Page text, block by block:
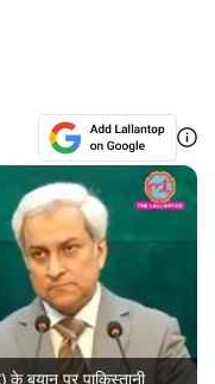
बयान पर पाकिस्तानी